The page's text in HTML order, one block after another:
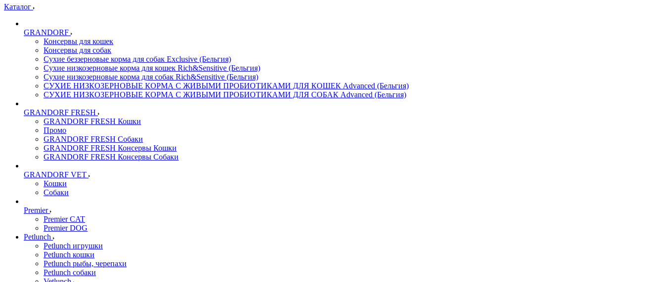
Каталог
GRANDORF
Консервы для кошек
Консервы для собак
Сухие беззерновые корма для собак Exclusive (Бельгия)
Сухие низкозерновые корма для кошек Rich&Sensitive (Бельгия)
Сухие низкозерновые корма для собак Rich&Sensitive (Бельгия)
СУХИЕ НИЗКОЗЕРНОВЫЕ КОРМА С ЖИВЫМИ ПРОБИОТИКАМИ ДЛЯ КОШЕК Advanced (Бельгия)
СУХИЕ НИЗКОЗЕРНОВЫЕ КОРМА С ЖИВЫМИ ПРОБИОТИКАМИ ДЛЯ СОБАК Advanced (Бельгия)
GRANDORF FRESH
GRANDORF FRESH Кошки
Промо
GRANDORF FRESH Собаки
GRANDORF FRESH Консервы Кошки
GRANDORF FRESH Консервы Собаки
GRANDORF VET
Кошки
Собаки
Premier
Premier CAT
Premier DOG
Petlunch
Petlunch игрушки
Petlunch кошки
Petlunch рыбы, черепахи
Petlunch собаки